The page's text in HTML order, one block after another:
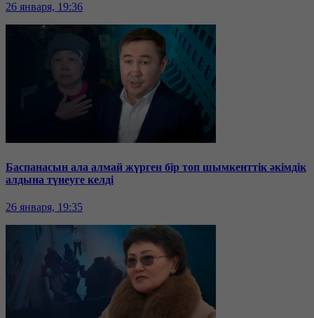
26 января, 19:36
Баспанасын ала алмай жүрген бір топ шымкенттік әкімдік
алдына түнеуге келді
26 января, 19:35